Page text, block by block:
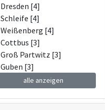
Dresden [4]
Schleife [4]
Weißenberg [4]
Cottbus [3]
Groß Partwitz [3]
Guben [3]
alle anzeigen